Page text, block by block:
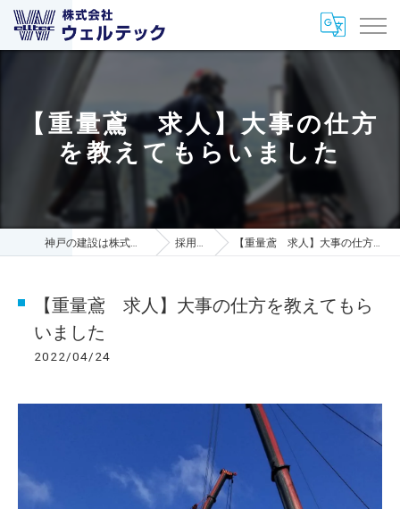
【重量鳶 求人】大事の仕方
を教えてもらいました
神戸の建設は株式会社ウェルテック 採用ブログ 【重量鳶 求人】大事の仕方を教えてもらいました
【重量鳶 求人】大事の仕方を教えてもら
いました
2022/04/24